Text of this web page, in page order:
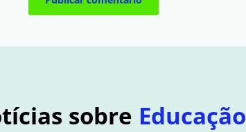
sobre Educação